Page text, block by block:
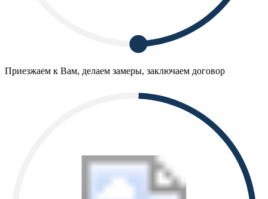
Приезжаем к Вам, делаем замеры, заключаем договор